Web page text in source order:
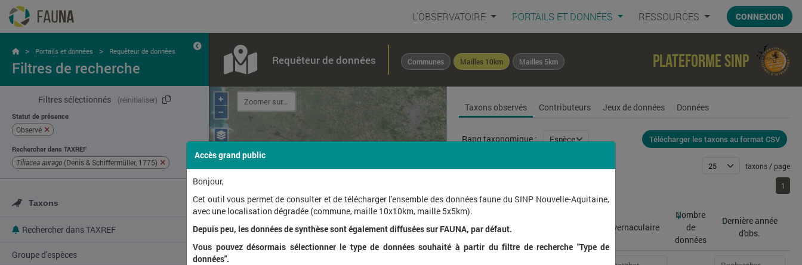
L'OBSERVATOIRE PORTAILS ET DONNÉES RESSOURCES CONNEXION
> Portails et données > Requêteur de données
Filtres de recherche
Filtres sélectionnés (réinitialiser)
Statut de présence
Observé
Rechercher dans TAXREF
Tiliacea aurago (Denis & Schiffermüller, 1775)
Taxons
Rechercher dans TAXREF
Groupe d'espèces
Requêteur de données Communes Mailles 10km Mailles 5km Plateforme SINP
+
–
Taxons observés Contributeurs Jeux de données Données
Rang taxonomique : Télécharger les taxons au format CSV
taxons / page
1
Nom vernaculaire
Nombre
de
données
Dernière année
d'obs.
Accès grand public
Bonjour,
Cet outil vous permet de consulter et de télécharger l'ensemble des données faune du SINP Nouvelle-Aquitaine,
avec une localisation dégradée (commune, maille 10x10km, maille 5x5km).
Depuis peu, les données de synthèse sont également diffusées sur FAUNA, par défaut.
Vous pouvez désormais sélectionner le type de données souhaité à partir du filtre de recherche "Type de
données".